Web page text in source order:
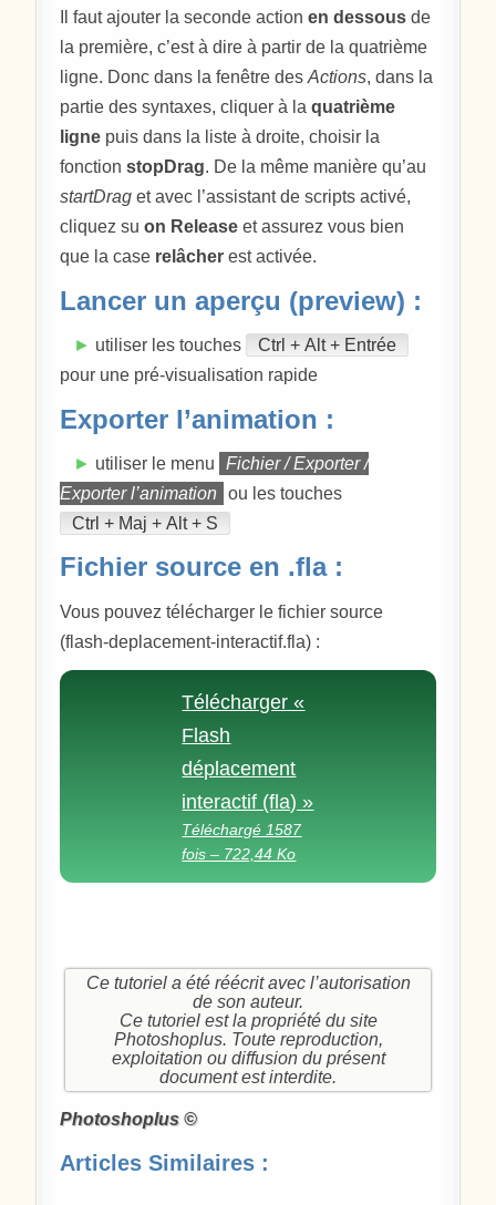
Il faut ajouter la seconde actionen dessous de
la première, c’est à dire à partir de la quatrième
ligne. Donc dans la fenêtre desActions, dans la
partie des syntaxes, cliquer à laquatrième
ligne puis dans la liste à droite, choisir la
fonctionstopDrag. De la même manière qu’au
startDrag et avec l’assistant de scripts activé,
cliquez suon Release et assurez vous bien
que la case relâcher est activée.
Lancer un aperçu (preview) :
► utiliser les touches
Ctrl + Alt + Entrée
pour une pré-visualisation rapide
Exporter l’animation :
► utiliser le menu
Fichier / Exporter /
Exporter l’animation
ou les touches
Ctrl + Maj + Alt + S
Fichier source en .fla :
Vous pouvez télécharger le fichier source
(flash-deplacement-interactif.fla) :
Télécharger «
Flash
déplacement
interactif (fla) »
Téléchargé 1587
fois – 722,44 Ko
Ce tutoriel a été réécrit avec l’autorisation
de son auteur.
Ce tutoriel est la propriété du site
Photoshoplus. Toute reproduction,
exploitation ou diffusion du présent
document est interdite.
Photoshoplus ©
Articles Similaires :